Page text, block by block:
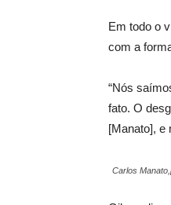
Em todo o
com a
“Nós
fato. O
[Manato], e
Carlos